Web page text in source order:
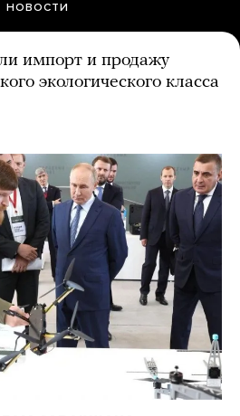
НОВОСТИ
импорт и продажу
экологического класса